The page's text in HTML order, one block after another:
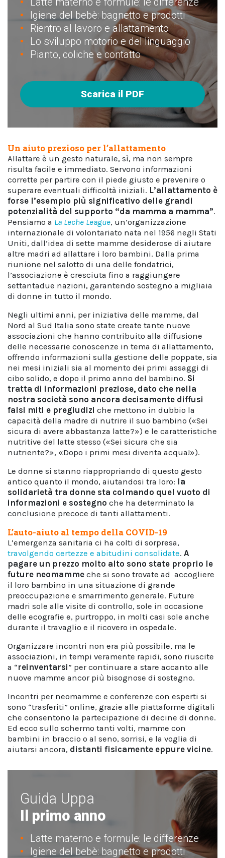
Igiene del bebè: bagnetto e prodotti
Rientro al lavoro e allattamento
Lo sviluppo motorio e del linguaggio
Pianto, coliche e contatto
Scarica il PDF
Un aiuto prezioso per l’allattamento
Allattare è un gesto naturale, sì, ma non sempre
risulta facile e immediato. Servono informazioni
corrette per partire con il piede giusto e prevenire o
superare eventuali difficoltà iniziali. L’allattamento è
forse l’esempio più significativo delle grandi
potenzialità del supporto “da mamma a mamma”.
Pensiamo a La Leche League, un’organizzazione
internazionale di volontariato nata nel 1956 negli Stati
Uniti, dall’idea di sette mamme desiderose di aiutare
altre madri ad allattare i loro bambini. Dalla prima
riunione nel salotto di una delle fondatrici,
l’associazione è cresciuta fino a raggiungere
settantadue nazioni, garantendo sostegno a migliaia
di donne in tutto il mondo.
Negli ultimi anni, per iniziativa delle mamme, dal
Nord al Sud Italia sono state create tante nuove
associazioni che hanno contribuito alla diffusione
delle necessarie conoscenze in tema di allattamento,
offrendo informazioni sulla gestione delle poppate, sia
nei mesi iniziali sia al momento dei primi assaggi di
cibo solido, e dopo il primo anno del bambino. Si
tratta di informazioni preziose, dato che nella
nostra società sono ancora decisamente diffusi
falsi miti e pregiudizi che mettono in dubbio la
capacità della madre di nutrire il suo bambino («Sei
sicura di avere abbastanza latte?») e le caratteristiche
nutritive del latte stesso («Sei sicura che sia
nutriente?», «Dopo i primi mesi diventa acqua!»).
Le donne si stanno riappropriando di questo gesto
antico quanto il mondo, aiutandosi tra loro: la
solidarietà tra donne sta colmando quel vuoto di
informazioni e sostegno che ha determinato la
conclusione precoce di tanti allattamenti.
L’auto-aiuto al tempo della COVID-19
L’emergenza sanitaria ci ha colti di sorpresa,
travolgendo certezze e abitudini consolidate. A
pagare un prezzo molto alto sono state proprio le
future neomamme che si sono trovate ad accogliere
il loro bambino in una situazione di grande
preoccupazione e smarrimento generale. Future
madri sole alle visite di controllo, sole in occasione
delle ecografie e, purtroppo, in molti casi sole anche
durante il travaglio e il ricovero in ospedale.
Organizzare incontri non era più possibile, ma le
associazioni, in tempi veramente rapidi, sono riuscite
a “reinventarsi” per continuare a stare accanto alle
nuove mamme ancor più bisognose di sostegno.
Incontri per neomamme e conferenze con esperti si
sono “trasferiti” online, grazie alle piattaforme digitali
che consentono la partecipazione di decine di donne.
Ed ecco sullo schermo tanti volti, mamme con
bambini in braccio o al seno, sorrisi, e la voglia di
aiutarsi ancora, distanti fisicamente eppure vicine.
Guida Uppa
Il primo anno
Latte materno e formule: le differenze
Igiene del bebè: bagnetto e prodotti